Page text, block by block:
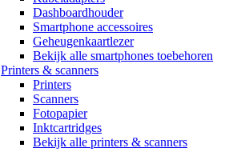
Dashboardhouder
Smartphone accessoires
Geheugenkaartlezer
Bekijk alle smartphones toebehoren
Printers & scanners
Printers
Scanners
Fotopapier
Inktcartridges
Bekijk alle printers & scanners